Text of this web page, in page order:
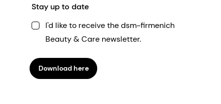
Stay up to date
I'd like to receive the dsm-firmenich
Beauty & Care newsletter.
Download here